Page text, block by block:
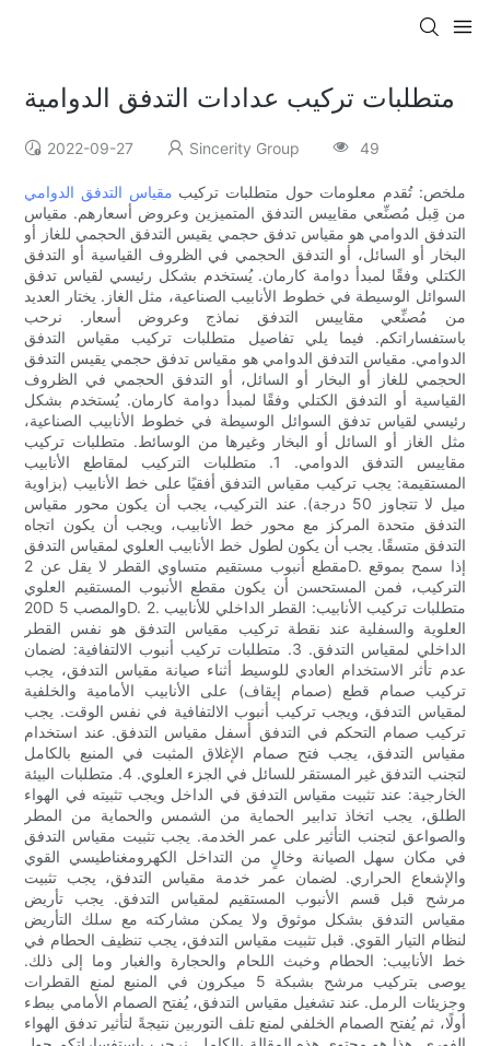
متطلبات تركيب عدادات التدفق الدوامية
2022-09-27 Sincerity Group 49
ملخص: تُقدم معلومات حول متطلبات تركيب مقياس التدفق الدوامي
من قِبل مُصنِّعي مقاييس التدفق المتميزين وعروض أسعارهم. مقياس
التدفق الدوامي هو مقياس تدفق حجمي يقيس التدفق الحجمي للغاز أو
البخار أو السائل، أو التدفق الحجمي في الظروف القياسية أو التدفق
الكتلي وفقًا لمبدأ دوامة كارمان. يُستخدم بشكل رئيسي لقياس تدفق
السوائل الوسيطة في خطوط الأنابيب الصناعية، مثل الغاز. يختار العديد
من مُصنِّعي مقاييس التدفق نماذج وعروض أسعار. نرحب
باستفساراتكم. فيما يلي تفاصيل متطلبات تركيب مقياس التدفق
الدوامي. مقياس التدفق الدوامي هو مقياس تدفق حجمي يقيس التدفق
الحجمي للغاز أو البخار أو السائل، أو التدفق الحجمي في الظروف
القياسية أو التدفق الكتلي وفقًا لمبدأ دوامة كارمان. يُستخدم بشكل
رئيسي لقياس تدفق السوائل الوسيطة في خطوط الأنابيب الصناعية،
مثل الغاز أو السائل أو البخار وغيرها من الوسائط. متطلبات تركيب
مقاييس التدفق الدوامي. 1. متطلبات التركيب لمقاطع الأنابيب
المستقيمة: يجب تركيب مقياس التدفق أفقيًا على خط الأنابيب (بزاوية
ميل لا تتجاوز 50 درجة). عند التركيب، يجب أن يكون محور مقياس
التدفق متحدة المركز مع محور خط الأنابيب، ويجب أن يكون اتجاه
التدفق متسقًا. يجب أن يكون لطول خط الأنابيب العلوي لمقياس التدفق
مقطع أنبوب مستقيم متساوي القطر لا يقل عن 2D. إذا سمح بموقع
التركيب، فمن المستحسن أن يكون مقطع الأنبوب المستقيم العلوي
20D والمصب 5D. 2. متطلبات تركيب الأنابيب: القطر الداخلي للأنابيب
العلوية والسفلية عند نقطة تركيب مقياس التدفق هو نفس القطر
الداخلي لمقياس التدفق. 3. متطلبات تركيب أنبوب الالتفافية: لضمان
عدم تأثر الاستخدام العادي للوسيط أثناء صيانة مقياس التدفق، يجب
تركيب صمام قطع (صمام إيقاف) على الأنابيب الأمامية والخلفية
لمقياس التدفق، ويجب تركيب أنبوب الالتفافية في نفس الوقت. يجب
تركيب صمام التحكم في التدفق أسفل مقياس التدفق. عند استخدام
مقياس التدفق، يجب فتح صمام الإغلاق المثبت في المنبع بالكامل
لتجنب التدفق غير المستقر للسائل في الجزء العلوي. 4. متطلبات البيئة
الخارجية: عند تثبيت مقياس التدفق في الداخل ويجب تثبيته في الهواء
الطلق، يجب اتخاذ تدابير الحماية من الشمس والحماية من المطر
والصواعق لتجنب التأثير على عمر الخدمة. يجب تثبيت مقياس التدفق
في مكان سهل الصيانة وخالٍ من التداخل الكهرومغناطيسي القوي
والإشعاع الحراري. لضمان عمر خدمة مقياس التدفق، يجب تثبيت
مرشح قبل قسم الأنبوب المستقيم لمقياس التدفق. يجب تأريض
مقياس التدفق بشكل موثوق ولا يمكن مشاركته مع سلك التأريض
لنظام التيار القوي. قبل تثبيت مقياس التدفق، يجب تنظيف الحطام في
خط الأنابيب: الحطام وخبث اللحام والحجارة والغبار وما إلى ذلك.
يوصى بتركيب مرشح بشبكة 5 ميكرون في المنبع لمنع القطرات
وجزيئات الرمل. عند تشغيل مقياس التدفق، يُفتح الصمام الأمامي ببطء
أولًا، ثم يُفتح الصمام الخلفي لمنع تلف التوربين نتيجةً لتأثير تدفق الهواء